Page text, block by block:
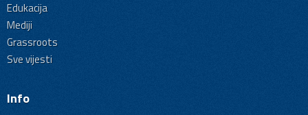
Edukacija
Mediji
Grassroots
Sve vijesti
Info